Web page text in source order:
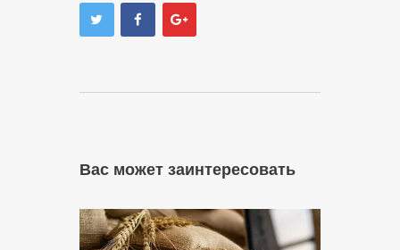
Вас может заинтересовать